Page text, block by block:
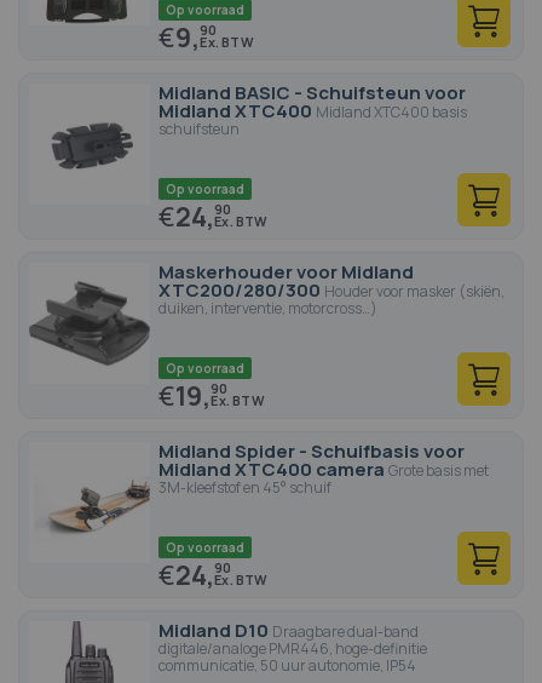
Op voorraad
€9,90
Midland BASIC - Schuifsteun voor
Midland XTC400 Midland XTC400 basis
schuifsteun
Op voorraad
€24,90
Maskerhouder voor Midland
XTC200/280/300 Houder voor masker (skiën,
duiken, interventie, motorcross…)
Op voorraad
€19,90
Midland Spider - Schuifbasis voor
Midland XTC400 camera Grote basis met
3M-kleefstof en 45° schuif
Op voorraad
€24,90
Midland D10 Draagbare dual-band
digitale/analoge PMR446, hoge-definitie
communicatie, 50 uur autonomie, IP54